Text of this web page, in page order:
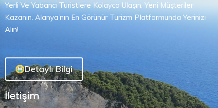
Yerli Ve Yabancı Turistlere Kolayca Ulaşın, Yeni Müşteriler
Kazanın. Alanya’nın En Görünür Turizm Platformunda Yerinizi
Alın!
Detaylı Bilgi
İletişim